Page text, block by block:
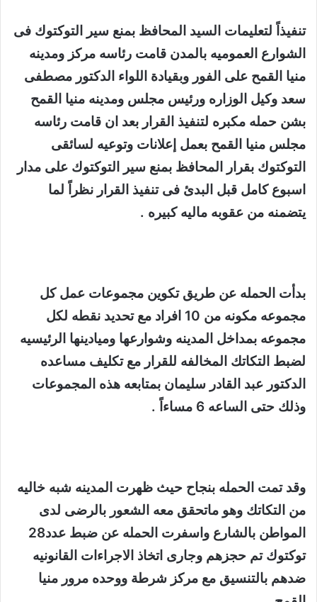
تنفيذاً لتعليمات السيد المحافظ بمنع سير التوكتوك فى
الشوارع العموميه بالمدن قامت رئاسه مركز ومدينه
منيا القمح على الفور وبقيادة اللواء الدكتور مصطفى
سعد وكيل الوزاره ورئيس مجلس ومدينه منيا القمح
بشن حمله مكبره لتنفيذ القرار بعد ان قامت رئاسه
مجلس منيا القمح بعمل إعلانات وتوعيه لسائقى
التوكتوك بقرار المحافظ بمنع سير التوكتوك على مدار
اسبوع كامل قبل البدئ فى تنفيذ القرار نظراً لما
يتضمنه من عقوبه ماليه كبيره .
بدأت الحمله عن طريق تكوين مجموعات عمل كل
مجموعه مكونه من 10 افراد مع تحديد نقطه لكل
مجموعه بمداخل المدينه وشوارعها وميادينها الرئيسيه
لضبط التكاتك المخالفه للقرار مع تكليف مساعده
الدكتور عبد القادر سليمان بمتابعه هذه المجموعات
وذلك حتى الساعه 6 مساءاً .
وقد تمت الحمله بنجاح حيث ظهرت المدينه شبه خاليه
من التكاتك وهو ماتحقق معه الشعور بالرضى لدى
المواطن بالشارع واسفرت الحمله عن ضبط عدد28
توكتوك تم حجزهم وجارى اتخاذ الاجراءات القانونيه
ضدهم بالتنسيق مع مركز شرطة ووحده مرور منيا